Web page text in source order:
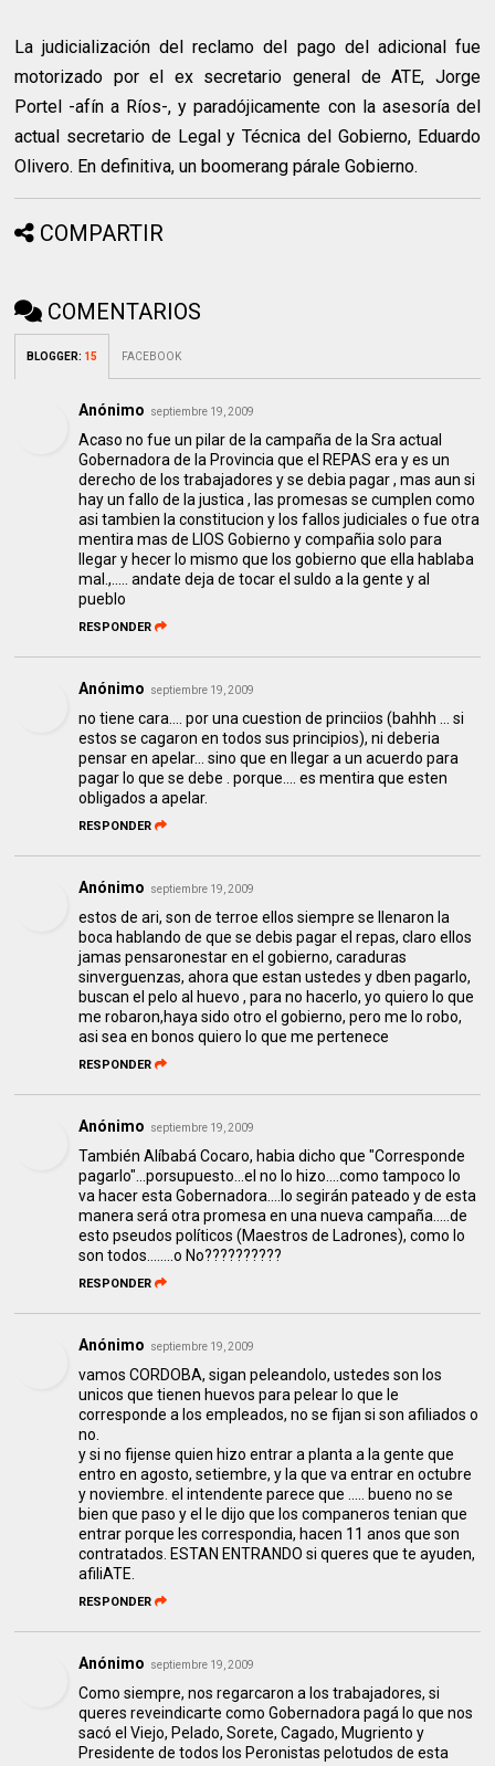
La judicialización del reclamo del pago del adicional fue
motorizado por el ex secretario general de ATE, Jorge
Portel -afín a Ríos-, y paradójicamente con la asesoría del
actual secretario de Legal y Técnica del Gobierno, Eduardo
Olivero. En definitiva, un boomerang párale Gobierno.
COMPARTIR
COMENTARIOS
BLOGGER: 15 FACEBOOK
Anónimo septiembre 19, 2009
Acaso no fue un pilar de la campaña de la Sra actual
Gobernadora de la Provincia que el REPAS era y es un
derecho de los trabajadores y se debia pagar , mas aun si
hay un fallo de la justica , las promesas se cumplen como
asi tambien la constitucion y los fallos judiciales o fue otra
mentira mas de LIOS Gobierno y compañia solo para
llegar y hecer lo mismo que los gobierno que ella hablaba
mal.,..... andate deja de tocar el suldo a la gente y al
pueblo
RESPONDER
Anónimo septiembre 19, 2009
no tiene cara.... por una cuestion de princiios (bahhh ... si
estos se cagaron en todos sus principios), ni deberia
pensar en apelar... sino que en llegar a un acuerdo para
pagar lo que se debe . porque.... es mentira que esten
obligados a apelar.
RESPONDER
Anónimo septiembre 19, 2009
estos de ari, son de terroe ellos siempre se llenaron la
boca hablando de que se debis pagar el repas, claro ellos
jamas pensaronestar en el gobierno, caraduras
sinverguenzas, ahora que estan ustedes y dben pagarlo,
buscan el pelo al huevo , para no hacerlo, yo quiero lo que
me robaron,haya sido otro el gobierno, pero me lo robo,
asi sea en bonos quiero lo que me pertenece
RESPONDER
Anónimo septiembre 19, 2009
También Alíbabá Cocaro, habia dicho que "Corresponde
pagarlo"...porsupuesto...el no lo hizo....como tampoco lo
va hacer esta Gobernadora....lo segirán pateado y de esta
manera será otra promesa en una nueva campaña.....de
esto pseudos políticos (Maestros de Ladrones), como lo
son todos........o No??????????
RESPONDER
Anónimo septiembre 19, 2009
vamos CORDOBA, sigan peleandolo, ustedes son los
unicos que tienen huevos para pelear lo que le
corresponde a los empleados, no se fijan si son afiliados o
no.
y si no fijense quien hizo entrar a planta a la gente que
entro en agosto, setiembre, y la que va entrar en octubre
y noviembre. el intendente parece que ..... bueno no se
bien que paso y el le dijo que los companeros tenian que
entrar porque les correspondia, hacen 11 anos que son
contratados. ESTAN ENTRANDO si queres que te ayuden,
afiliATE.
RESPONDER
Anónimo septiembre 19, 2009
Como siempre, nos regarcaron a los trabajadores, si
queres reveindicarte como Gobernadora pagá lo que nos
sacó el Viejo, Pelado, Sorete, Cagado, Mugriento y
Presidente de todos los Peronistas pelotudos de esta